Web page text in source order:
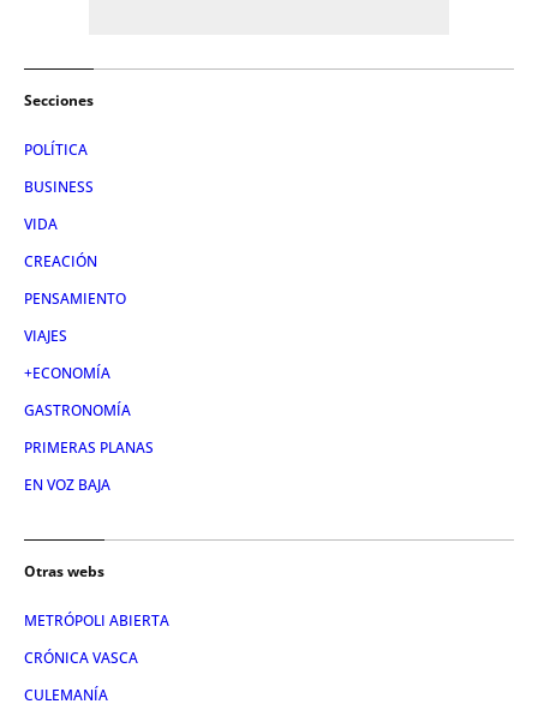
Secciones
POLÍTICA
BUSINESS
VIDA
CREACIÓN
PENSAMIENTO
VIAJES
+ECONOMÍA
GASTRONOMÍA
PRIMERAS PLANAS
EN VOZ BAJA
Otras webs
METRÓPOLI ABIERTA
CRÓNICA VASCA
CULEMANÍA